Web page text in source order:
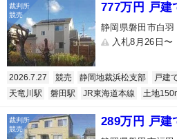
777万円 戸建
静岡県磐田市白羽
入札8月26日〜
2026.7.27 競売 静岡地裁浜松支部 戸建
天竜川駅
磐田駅 JR東海道本線 土地
289万円 戸建